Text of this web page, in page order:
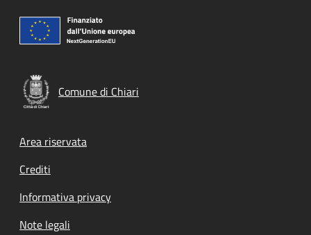
Comune di Chiari
Footer menu
Area riservata
Crediti
Informativa privacy
Note legali